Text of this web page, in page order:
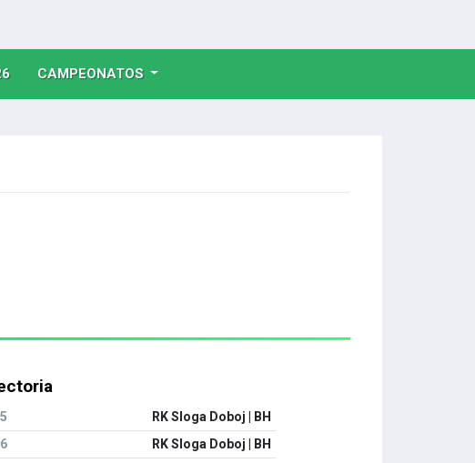
(CURRENT)
CAMPEONATOS
RK Sloga Doboj | BH
RK Sloga Doboj | BH